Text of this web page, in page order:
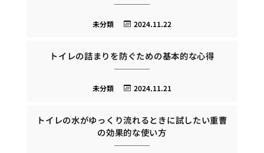
2024.11.22
未分類
トイレの詰まりを防ぐための基本的な心得
2024.11.21
未分類
トイレの水がゆっくり流れるときに試したい重曹
の効果的な使い方